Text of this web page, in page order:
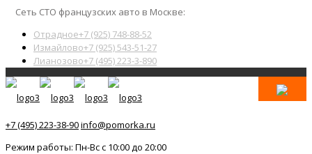
Сеть СТО французских авто в Москве:
Отрадное+7 (925) 748-88-52
Измайлово+7 (925) 543-51-27
Лианозово+7 (495) 223-3-890
+7 (495) 223-38-90info@pomorka.ru
Режим работы: Пн-Вс с 10:00 до 20:00